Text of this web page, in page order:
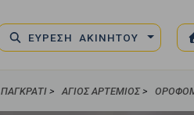
ΕΥΡΕΣΗ ΑΚΙΝΗΤΟΥ
ΠΑΓΚΡΆΤΙ > ΆΓΙΟΣ ΑΡΤΈΜΙΟΣ>